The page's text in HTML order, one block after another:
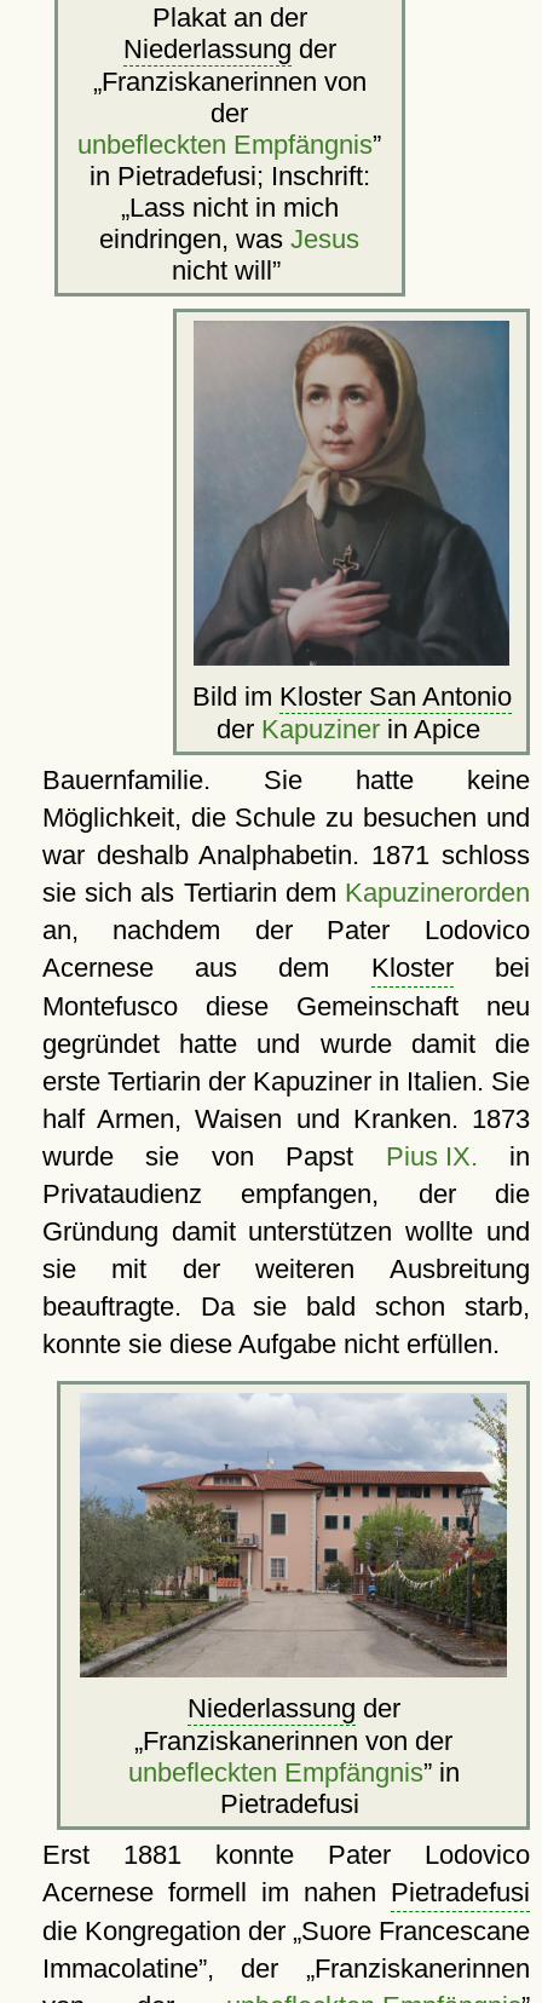
Plakat an der
Niederlassung der
Franziskanerinnen von
der
unbefleckten Empfängnis
in Pietradefusi; Inschrift:
Lass nicht in mich
eindringen, wasJesus
nicht will
Bild im Kloster San Antonio
der Kapuzinerin Apice
Bauernfamilie. Sie hatte keine
Möglichkeit, die Schule zu besuchen und
war deshalb Analphabetin. 1871 schloss
sie sich als Tertiarin dem Kapuzinerorden
an, nachdem der Pater Lodovico
Acernese aus dem Klosterbei
Montefusco diese Gemeinschaft neu
gegründet hatte und wurde damit die
erste Tertiarin der Kapuziner in Italien. Sie
half Armen, Waisen und Kranken. 1873
wurde sie von Papst Pius IX. in
Privataudienz empfangen, der die
Gründung damit unterstützen wollte und
sie mit der weiteren Ausbreitung
beauftragte. Da sie bald schon starb,
konnte sie diese Aufgabe nicht erfüllen.
Niederlassung der
Franziskanerinnen von der
unbefleckten Empfängnis in
Pietradefusi
Erst 1881 konnte Pater Lodovico
Acernese formell im nahen Pietradefusi
die Kongregation der Suore Francescane
Immacolatine , der
Franziskanerinnen